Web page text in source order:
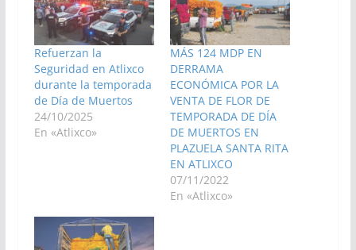
Refuerzan la
Seguridad en Atlixco
durante la temporada
de Día de Muertos
24/10/2025
En «Atlixco»
MÁS 124 MDP EN
DERRAMA
ECONÓMICA POR LA
VENTA DE FLOR DE
TEMPORADA DE DÍA
DE MUERTOS EN
PLAZUELA SANTA RITA
EN ATLIXCO
07/11/2022
En «Atlixco»